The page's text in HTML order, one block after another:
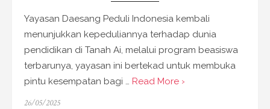
Yayasan Daesang Peduli Indonesia kembali
menunjukkan kepeduliannya terhadap dunia
pendidikan di Tanah Ai, melalui program beasiswa
terbarunya, yayasan ini bertekad untuk membuka
pintu kesempatan bagi … Read More ›
Posted
26/05/2025